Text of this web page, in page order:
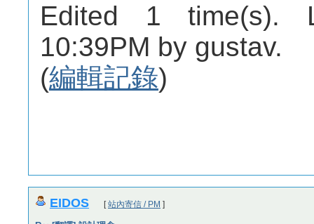
Edited 1 time(s).
10:39PM by gustav.
(編輯記錄)
EIDOS [站內寄信 / PM ]